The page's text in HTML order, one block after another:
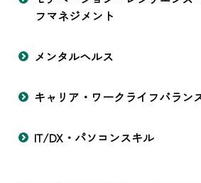
フマネジメント
メンタルヘルス
キャリア・ワークライフバラン
IT/DX・パソコンスキル